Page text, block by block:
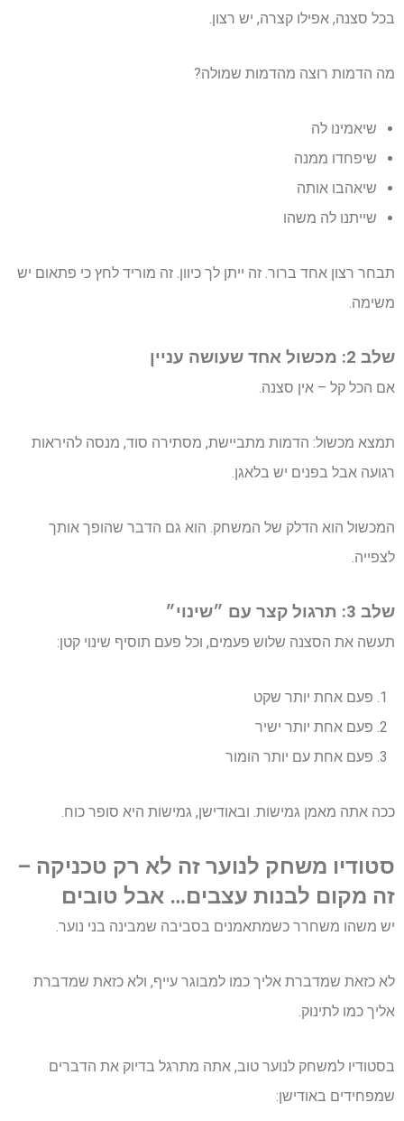
בכל סצנה, אפילו קצרה, יש רצון.
מה הדמות רוצה מהדמות שמולה?
שיאמינו לה
שיפחדו ממנה
שיאהבו אותה
שייתנו לה משהו
תבחר רצון אחד ברור. זה ייתן לך כיוון. זה מוריד לחץ כי פתאום יש
משימה.
שלב 2: מכשול אחד שעושה עניין
אם הכל קל – אין סצנה.
תמצא מכשול: הדמות מתביישת, מסתירה סוד, מנסה להיראות
רגועה אבל בפנים יש בלאגן.
המכשול הוא הדלק של המשחק. הוא גם הדבר שהופך אותך
לצפייה.
שלב 3: תרגול קצר עם ״שינוי״
תעשה את הסצנה שלוש פעמים, וכל פעם תוסיף שינוי קטן:
פעם אחת יותר שקט
פעם אחת יותר ישיר
פעם אחת עם יותר הומור
ככה אתה מאמן גמישות. ובאודישן, גמישות היא סופר כוח.
סטודיו משחק לנוער זה לא רק טכניקה –
זה מקום לבנות עצבים… אבל טובים
יש משהו משחרר כשמתאמנים בסביבה שמבינה בני נוער.
לא כזאת שמדברת אליך כמו למבוגר עייף, ולא כזאת שמדברת
אליך כמו לתינוק.
בסטודיו למשחק לנוער טוב, אתה מתרגל בדיוק את הדברים
שמפחידים באודישן: